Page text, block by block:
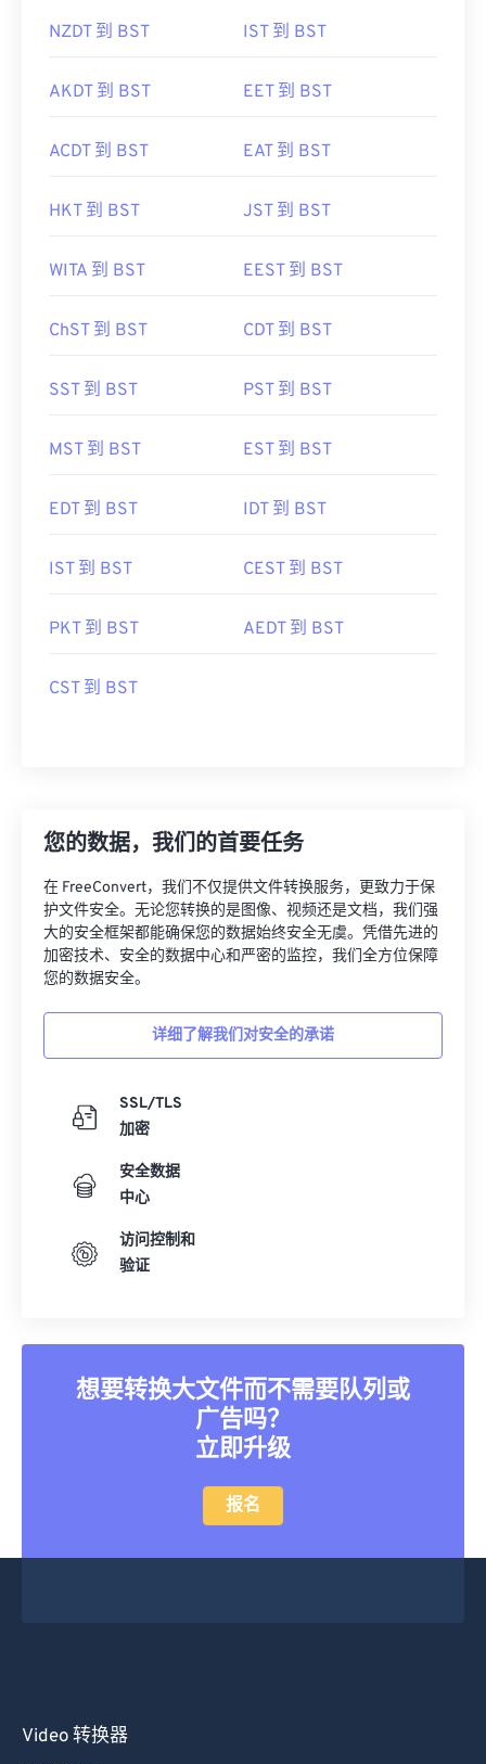
NZDT 到 BST IST 到 BST
AKDT 到 BST EET 到 BST
ACDT 到 BST EAT 到 BST
HKT 到 BST JST 到 BST
WITA 到 BST EEST 到 BST
ChST 到 BST CDT 到 BST
SST 到 BST PST 到 BST
MST 到 BST EST 到 BST
EDT 到 BST IDT 到 BST
IST 到 BST CEST 到 BST
PKT 到 BST AEDT 到 BST
CST 到 BST
您的数据，我们的首要任务
在 FreeConvert，我们不仅提供文件转换服务，更致力于保
护文件安全。无论您转换的是图像、视频还是文档，我们强
大的安全框架都能确保您的数据始终安全无虞。凭借先进的
加密技术、安全的数据中心和严密的监控，我们全方位保障
您的数据安全。
详细了解我们对安全的承诺
SSL/TLS
加密
安全数据
中心
访问控制和
验证
想要转换大文件而不需要队列或
广告吗？
立即升级
报名
Video 转换器